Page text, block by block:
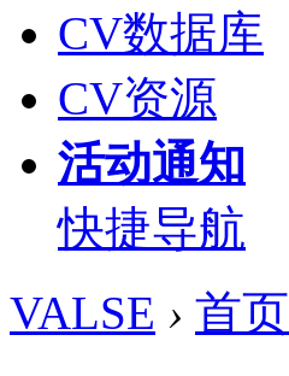
CV数据库
CV资源
活动通知
快捷导航
VALSE › 首页